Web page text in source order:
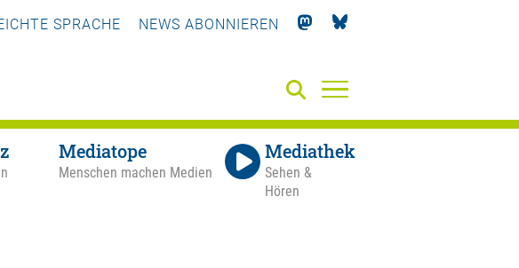
SPRACHE NEWS ABONNIEREN
Mediatope
Menschen machen Medien
Mediathek
Sehen &
Hören